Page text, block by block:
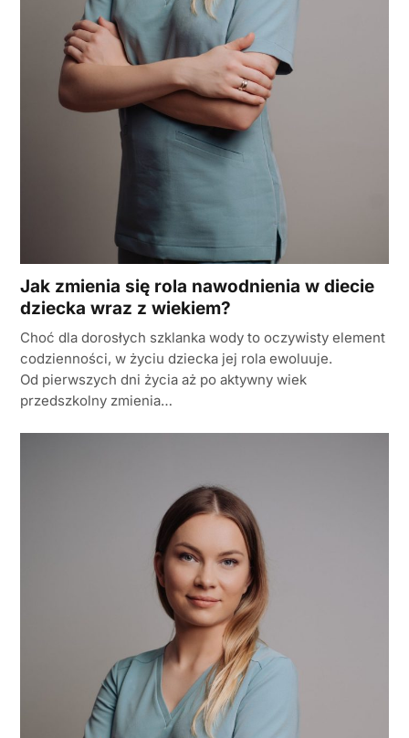
Jak zmienia się rola nawodnienia w diecie
dziecka wraz z wiekiem?
Choć dla dorosłych szklanka wody to oczywisty element
codzienności, w życiu dziecka jej rola ewoluuje.
Od pierwszych dni życia aż po aktywny wiek
przedszkolny zmienia…